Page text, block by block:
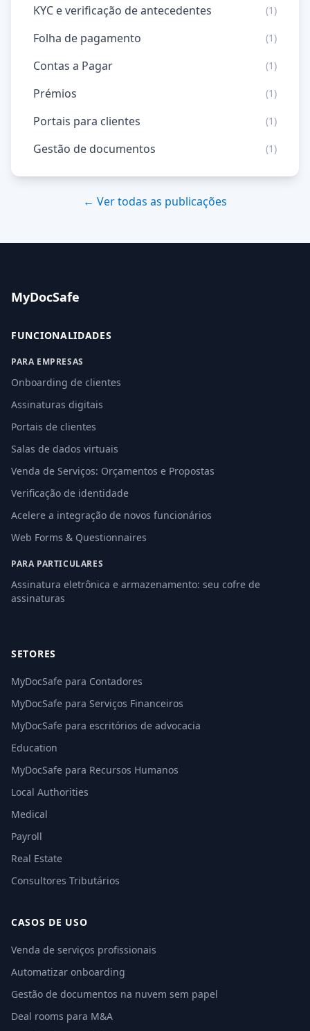
KYC e verificação de antecedentes (1)
Folha de pagamento (1)
Contas a Pagar (1)
Prémios (1)
Portais para clientes (1)
Gestão de documentos (1)
← Ver todas as publicações
MyDocSafe
FUNCIONALIDADES
PARA EMPRESAS
Onboarding de clientes
Assinaturas digitais
Portais de clientes
Salas de dados virtuais
Venda de Serviços: Orçamentos e Propostas
Verificação de identidade
Acelere a integração de novos funcionários
Web Forms & Questionnaires
PARA PARTICULARES
Assinatura eletrônica e armazenamento: seu cofre de
assinaturas
SETORES
MyDocSafe para Contadores
MyDocSafe para Serviços Financeiros
MyDocSafe para escritórios de advocacia
Education
MyDocSafe para Recursos Humanos
Local Authorities
Medical
Payroll
Real Estate
Consultores Tributários
CASOS DE USO
Venda de serviços profissionais
Automatizar onboarding
Gestão de documentos na nuvem sem papel
Deal rooms para M&A